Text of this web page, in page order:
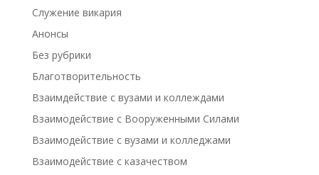
Cлужение викария
Анонсы
Без рубрики
Благотворительность
Взаимдействие с вузами и коллеждами
Взаимодействие с Вооруженными Силами
Взаимодействие с вузами и колледжами
Взаимодействие с казачеством